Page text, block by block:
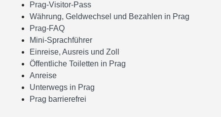
Prag-Visitor-Pass
Währung, Geldwechsel und Bezahlen in Prag
Prag-FAQ
Mini-Sprachführer
Einreise, Ausreis und Zoll
Öffentliche Toiletten in Prag
Anreise
Unterwegs in Prag
Prag barrierefrei